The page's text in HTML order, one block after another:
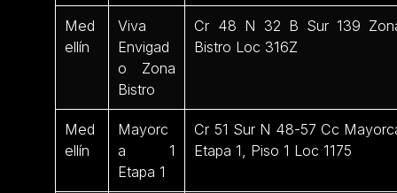
Med
ellín
Viva
Envigad
o Zona
Bistro
Cr 48 N 32 B Sur 139
Bistro Loc 316Z
Med
ellín
Mayorc
a 1
Etapa 1
Cr 51 Sur N 48-57 Cc
Etapa 1, Piso 1 Loc 1175